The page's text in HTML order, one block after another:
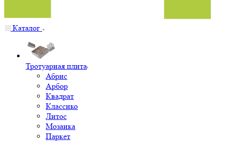
Каталог
Тротуарная плита
Абрис
Арбор
Квадрат
Классико
Литос
Мозаика
Паркет